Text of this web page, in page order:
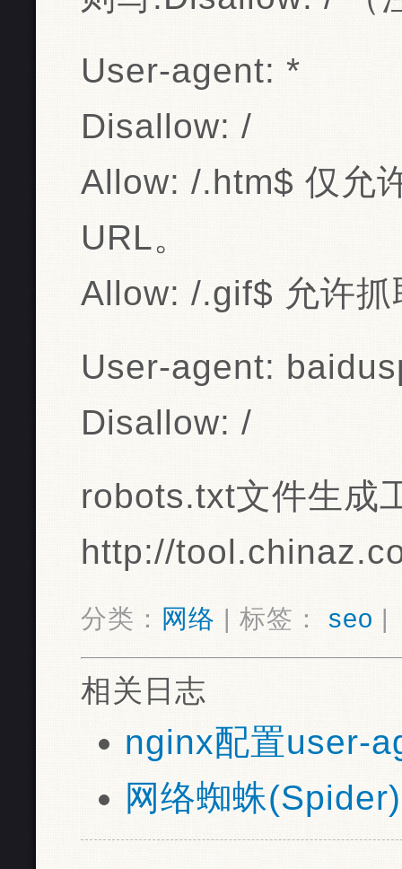
User-agent: *
Disallow: /
Allow: /.htm$ 仅允
URL。
Allow: /.gif$ 允许
User-agent:
Disallow: /
robots.txt文件生成
http://
分类： 网络 | 标签： seo |
相关日志
nginx配置user-
网络蜘蛛(Spider)